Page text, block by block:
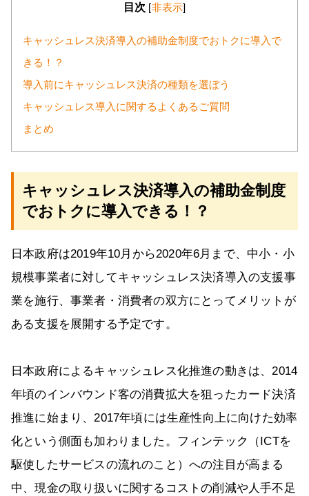
目次 [非表示]
キャッシュレス決済導入の補助金制度でおトクに導入で
きる！？
導入前にキャッシュレス決済の種類を選ぼう
キャッシュレス導入に関するよくあるご質問
まとめ
キャッシュレス決済導入の補助金制度
でおトクに導入できる！？
日本政府は2019年10月から2020年6月まで、中小・小
規模事業者に対してキャッシュレス決済導入の支援事
業を施行、事業者・消費者の双方にとってメリットが
ある支援を展開する予定です。
日本政府によるキャッシュレス化推進の動きは、2014
年頃のインバウンド客の消費拡大を狙ったカード決済
推進に始まり、2017年頃には生産性向上に向けた効率
化という側面も加わりました。フィンテック（ICTを
駆使したサービスの流れのこと）への注目が高まる
中、現金の取り扱いに関するコストの削減や人手不足